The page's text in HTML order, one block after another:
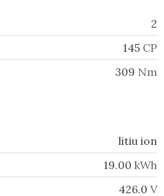
2
145 CP
309 Nm
litiu ion
19.00 kWh
426.0 V